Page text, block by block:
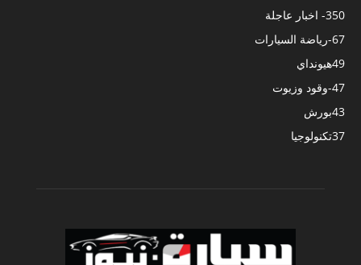
- اخبار عاجلة350
-رياضة السيارات67
هيونداي49
-وقود وزيوت47
بورش43
تكنولوجيا37